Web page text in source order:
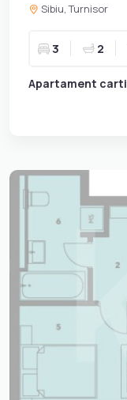
Sibiu, Turnisor
3 2
Apartament